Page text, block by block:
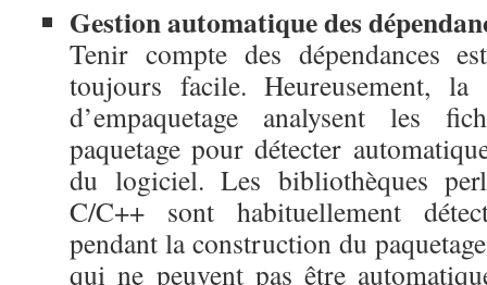
Gestion automatique des
Tenir compte des dépendances
toujours facile. Heureusement, la
d’empaquetage analysent les
paquetage pour détecter
du logiciel. Les bibliothèques
C/C++ sont habituellement
pendant la construction du
qui ne peuvent pas être